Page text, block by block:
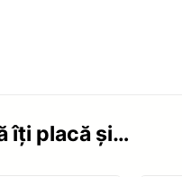
îți placă și…